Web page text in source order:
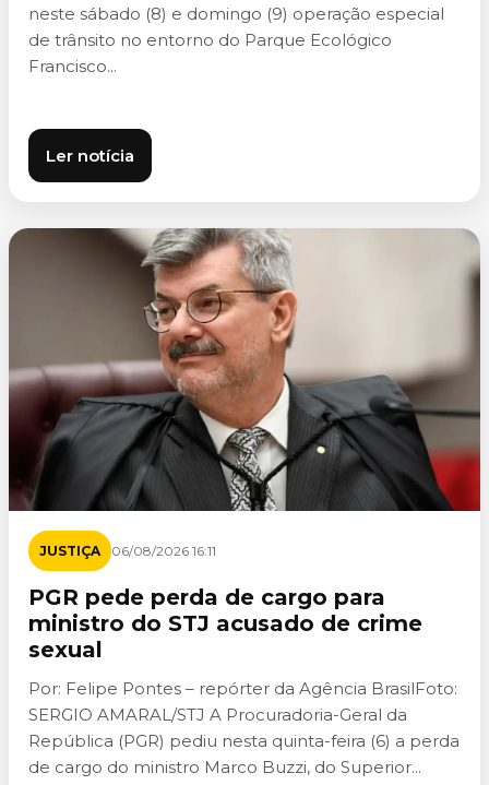
neste sábado (8) e domingo (9) operação especial
de trânsito no entorno do Parque Ecológico
Francisco...
Ler notícia
JUSTIÇA 06/08/2026 16:11
PGR pede perda de cargo para
ministro do STJ acusado de crime
sexual
Por: Felipe Pontes – repórter da Agência BrasilFoto:
SERGIO AMARAL/STJ A Procuradoria-Geral da
República (PGR) pediu nesta quinta-feira (6) a perda
de cargo do ministro Marco Buzzi, do Superior...